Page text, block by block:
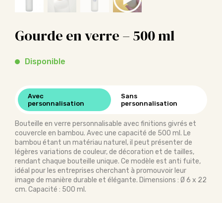
Gourde en verre – 500 ml
Disponible
Avec
personnalisation
Sans
personnalisation
Bouteille en verre personnalisable avec finitions givrés et
couvercle en bambou. Avec une capacité de 500 ml. Le
bambou étant un matériau naturel, il peut présenter de
légères variations de couleur, de décoration et de tailles,
rendant chaque bouteille unique. Ce modèle est anti fuite,
idéal pour les entreprises cherchant à promouvoir leur
image de manière durable et élégante. Dimensions : Ø 6 x 22
cm. Capacité : 500 ml.